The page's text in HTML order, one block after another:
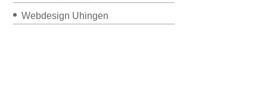
Webdesign Uhingen